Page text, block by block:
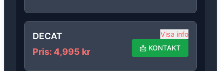
DECAT
Pris: 4,995 kr
Visa info
📩 KONTAKT